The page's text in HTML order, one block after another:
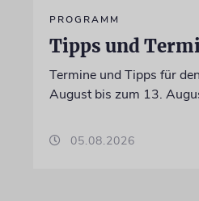
PROGRAMM
Tipps und
Termine und Tipps für
August bis zum 13.
05.08.2026